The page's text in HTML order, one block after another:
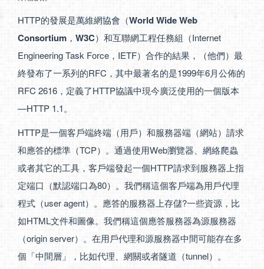
HTTP的發展是萬維網協會（World Wide Web
Consortium ， W3C）和互聯網工程任務組（Internet
Engineering Task Force，IETF）合作的結果，（他們）最
終發布了一系列的RFC，其中最著名的是1999年6月公佈的
RFC 2616，定義了HTTP協議中現今廣泛使用的一個版本
—HTTP 1.1。
HTTP是一個客戶端終端（用戶）和服務器端（網站）請求
和應答的標準（TCP）。通過使用Web瀏覽器、網絡爬蟲
或者其它的工具，客戶端發起一個HTTP請求到服務器上指
定端口（默認端口為80）。我們稱這個客戶端為用戶代理
程式（user agent）。應答的服務器上存儲?一些資源，比
如HTML文件和圖像。我們稱這個應答服務器為源服務器
（origin server）。在用戶代理和源服務器中間可能存在多
個「中間層」，比如代理、網關或者隧道（tunnel）。